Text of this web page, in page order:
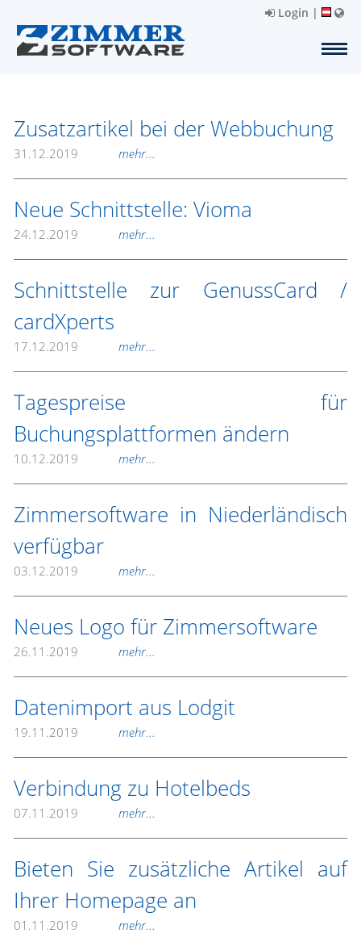
Login |
Zusatzartikel bei der Webbuchung
31.12.2019 mehr...
Neue Schnittstelle: Vioma
24.12.2019 mehr...
Schnittstelle zur GenussCard /
cardXperts
17.12.2019 mehr...
Tagespreise für
Buchungsplattformen ändern
10.12.2019 mehr...
Zimmersoftware in Niederländisch
verfügbar
03.12.2019 mehr...
Neues Logo für Zimmersoftware
26.11.2019 mehr...
Datenimport aus Lodgit
19.11.2019 mehr...
Verbindung zu Hotelbeds
07.11.2019 mehr...
Bieten Sie zusätzliche Artikel auf
Ihrer Homepage an
01.11.2019 mehr...